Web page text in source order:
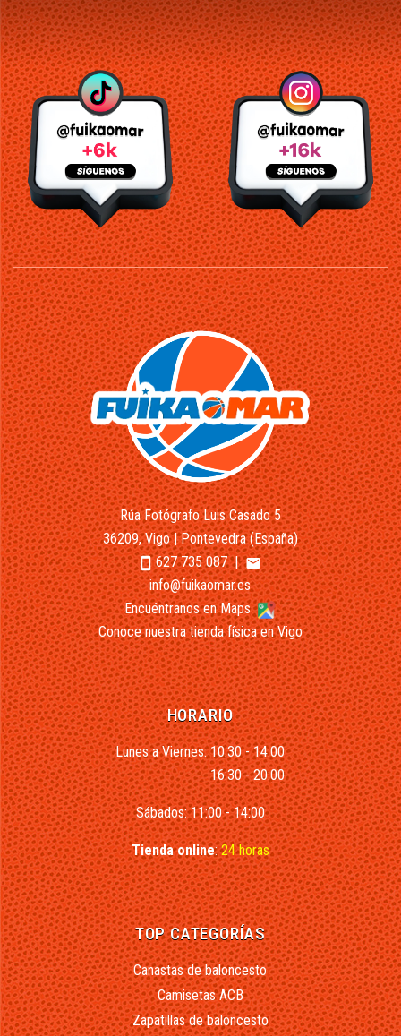
Rúa Fotógrafo Luis Casado 5
36209, Vigo | Pontevedra (España)
smartphone627 735 087|email
info@fuikaomar.es
Encuéntranos en Maps
Conoce nuestra tienda física en Vigo
HORARIO
Lunes a Viernes: 10:30 - 14:00
16:30 - 20:00
Sábados: 11:00 - 14:00
Tienda online:24 horas
TOP CATEGORÍAS
Canastas de baloncesto
Camisetas ACB
Zapatillas de baloncesto